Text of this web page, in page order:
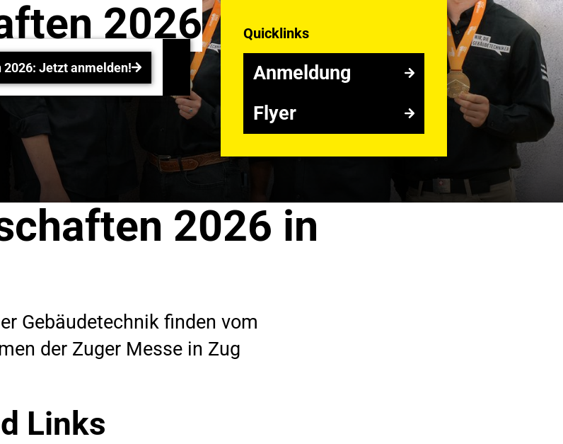
Schweizermeisterschaften 2026: Jetzt anmelden!
Jetzt anmelden!
2026
Quicklinks
Anmeldung
Flyer
2026 in
Gebäudetechnik finden vom
der Zuger Messe in Zug
Links